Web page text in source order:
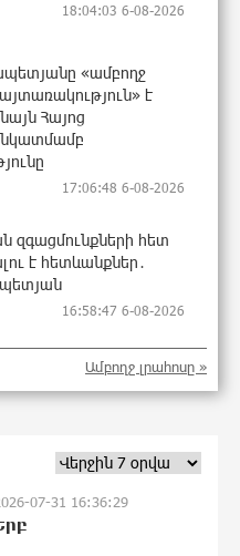
18:04:03 6-08-2026
«ամբողջ
է
Հայոց
17:06:48 6-08-2026
զգացմունքների հետ
է հետևանքներ․
16:58:47 6-08-2026
հետ խնդիրները պետք
գալու. Նարեկ
Ամբողջ լրահոսը »
07-31 16:36:29